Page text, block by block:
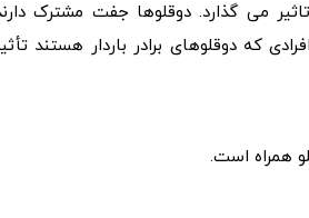
می گذارد. دوقلوها جفت مشترک
که دوقلوهای برادر باردار هستند